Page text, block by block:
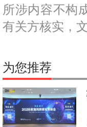
所涉内容不构
有关方核实，
为您推荐